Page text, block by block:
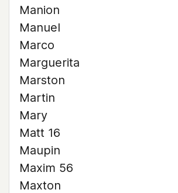
Manion
Manuel
Marco
Marguerita
Marston
Martin
Mary
Matt 16
Maupin
Maxim 56
Maxton